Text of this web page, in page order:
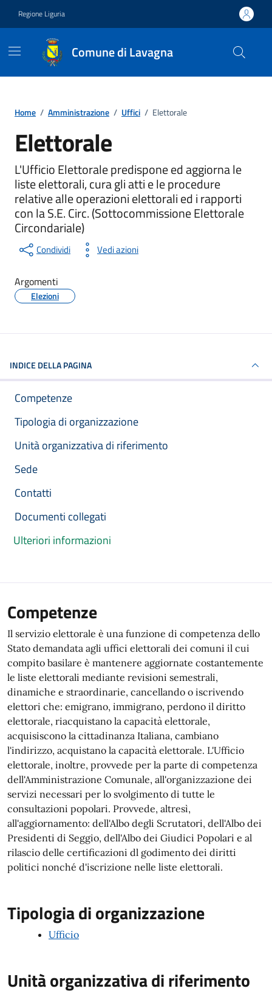
Regione Liguria
Comune di Lavagna
Home / Amministrazione / Uffici / Elettorale
Elettorale
Unità organizzativa
L'Ufficio Elettorale predispone ed aggiorna le
liste elettorali, cura gli atti e le procedure
relative alle operazioni elettorali ed i rapporti
con la S.E. Circ. (Sottocommissione Elettorale
Circondariale)
Condividi Vedi azioni
Argomenti
Elezioni
INDICE DELLA PAGINA
Competenze
Tipologia di organizzazione
Unità organizzativa di riferimento
Sede
Contatti
Documenti collegati
Ulteriori informazioni
Competenze
Il servizio elettorale è una funzione di competenza dello
Stato demandata agli uffici elettorali dei comuni il cui
compito basilare è mantenere aggiornate costantemente
le liste elettorali mediante revisioni semestrali,
dinamiche e straordinarie, cancellando o iscrivendo
elettori che: emigrano, immigrano, perdono il diritto
elettorale, riacquistano la capacità elettorale,
acquisiscono la cittadinanza Italiana, cambiano
l'indirizzo, acquistano la capacità elettorale. L'Ufficio
elettorale, inoltre, provvede per la parte di competenza
dell'Amministrazione Comunale, all'organizzazione dei
servizi necessari per lo svolgimento di tutte le
consultazioni popolari. Provvede, altresì,
all'aggiornamento: dell'Albo degli Scrutatori, dell'Albo dei
Presidenti di Seggio, dell'Albo dei Giudici Popolari e al
rilascio delle certificazioni dl godimento dei diritti
politici nonché d'iscrizione nelle liste elettorali.
Tipologia di organizzazione
Ufficio
Unità organizzativa di riferimento